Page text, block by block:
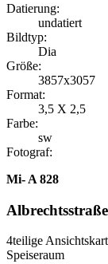
Datierung:
undatiert
Bildtyp:
Dia
Größe:
3857x3057
Format:
3,5 X 2,5
Farbe:
sw
Fotograf:
Mi- A 828
4teilige
Speiseraum